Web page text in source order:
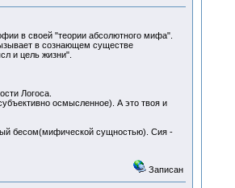
в своей "теории абсолютного мифа".
в сознающем существе
и цель жизни".
Логоса.
осмысленное). А это твоя и
бесом(мифической сущностью). Сия -
Записан